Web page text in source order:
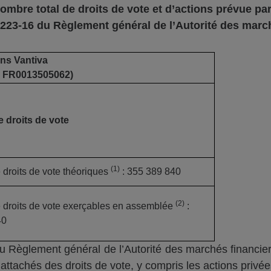
total de droits de vote et d’actions prévue
16 du Règlement général de l’Autorité des
Vantiva
FR0013505062)
droits de vote
droits de vote théoriques (1) : 355 389 840
droits de vote exerçables en assemblée (2) :
général de l’Autorité des marchés
des droits de vote, y compris les actions